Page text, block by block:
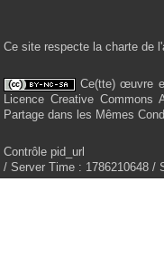
Ce site respecte la charte de
Ce(tte) œuvre
Licence Creative Commons
Partage dans les Mêmes
Contrôle pid_url
/ Server Time : 1786210648 /